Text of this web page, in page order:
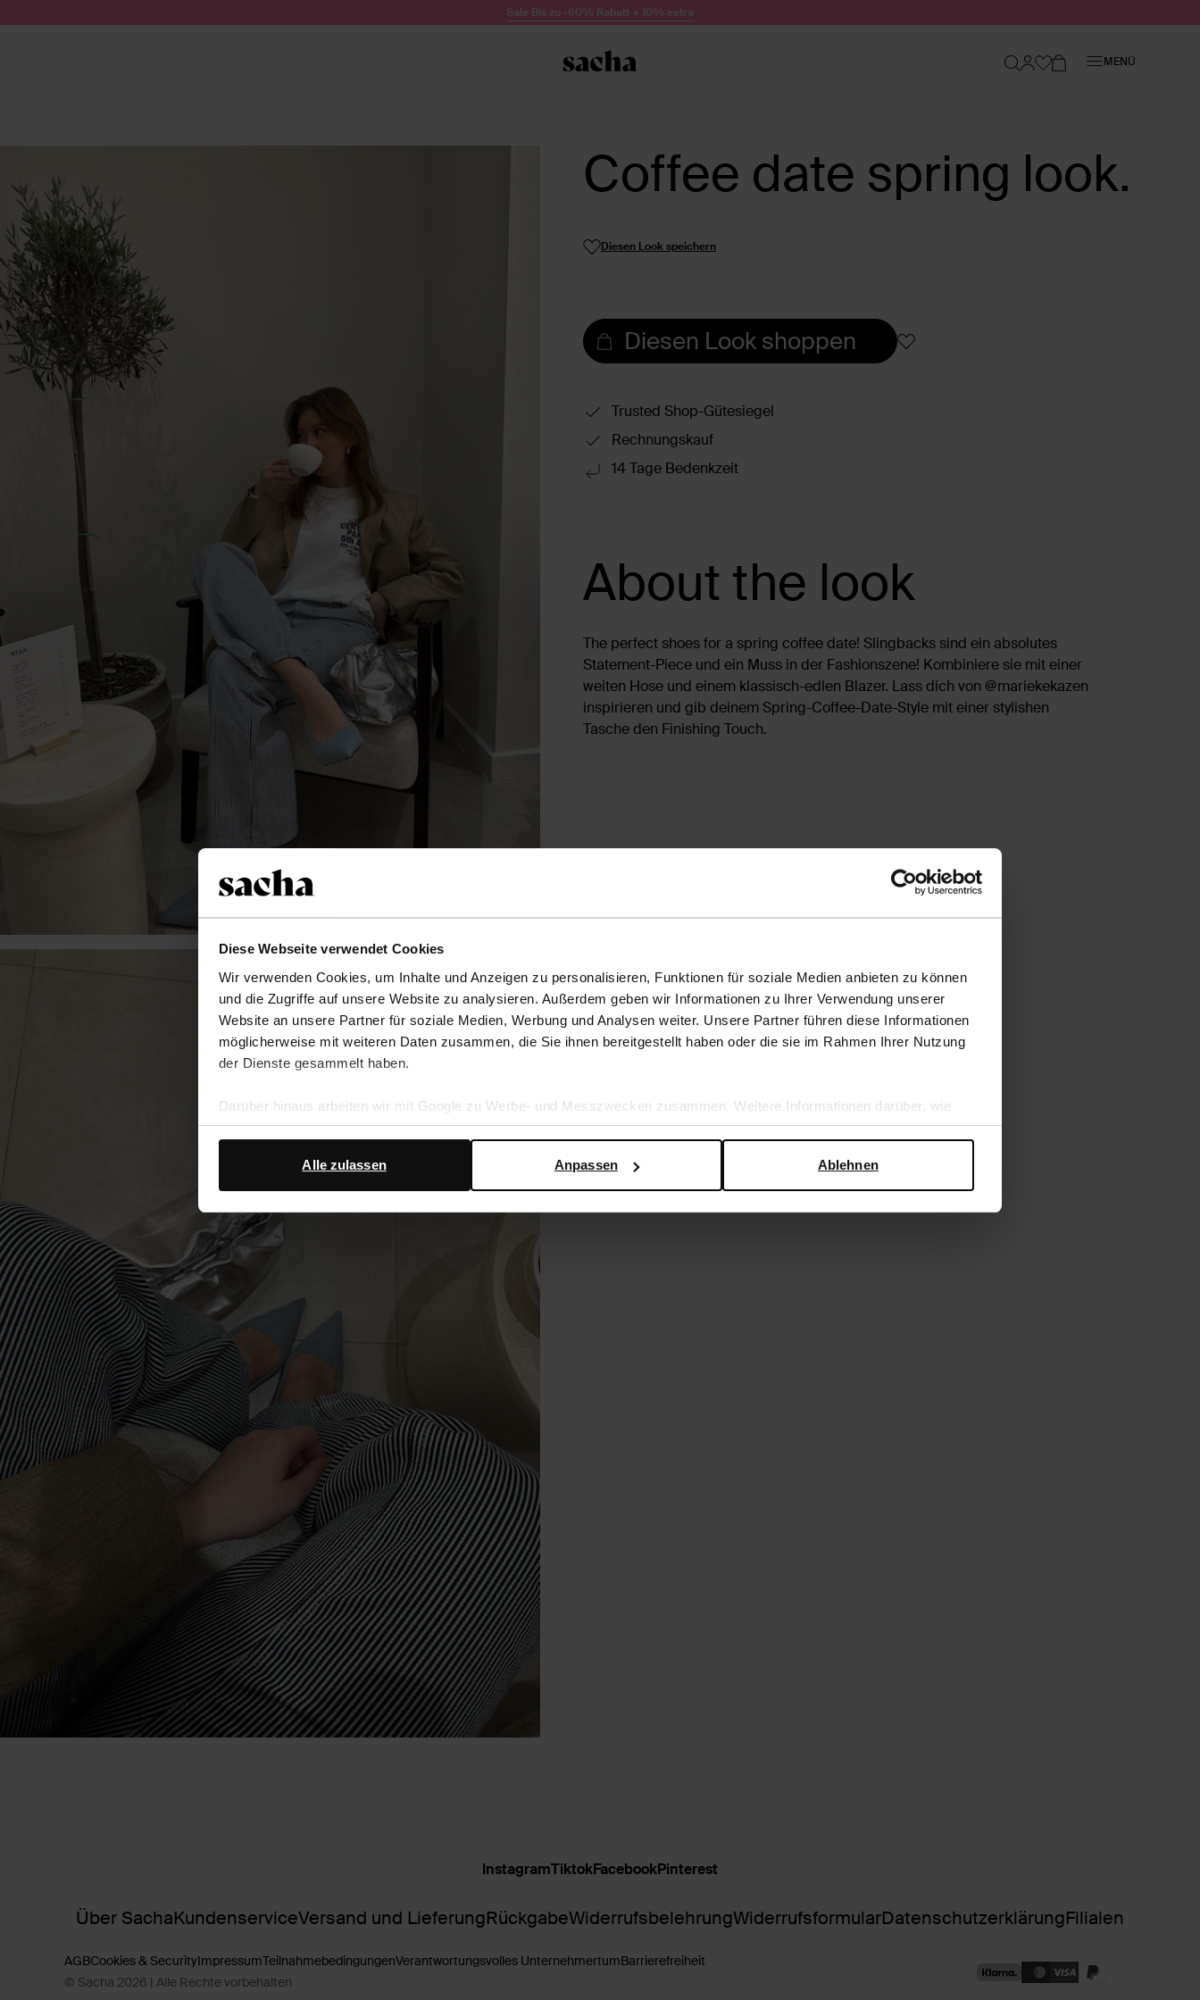
Diese Webseite verwendet Cookies
Wir verwenden Cookies, um Inhalte und Anzeigen zu personalisieren, Funktionen für soziale Medien anbieten zu können
und die Zugriffe auf unsere Website zu analysieren. Außerdem geben wir Informationen zu Ihrer Verwendung unserer
Website an unsere Partner für soziale Medien, Werbung und Analysen weiter. Unsere Partner führen diese Informationen
möglicherweise mit weiteren Daten zusammen, die Sie ihnen bereitgestellt haben oder die sie im Rahmen Ihrer Nutzung
der Dienste gesammelt haben.
Darüber hinaus arbeiten wir mit Google zu Werbe- und Messzwecken zusammen. Weitere Informationen darüber, wie
Google Ihre personenbezogenen Daten verwendet, finden Sie auf derSeite zur geschäftlichen Sicherheit und zum
Ablehnen
Anpassen
Alle zulassen
Sale Bis zu -60% Rabatt + 10% extra
MENÜ
Coffee date spring look.
Diesen Look speichern
Diesen Look shoppen
Trusted Shop-Gütesiegel
Rechnungskauf
14 Tage Bedenkzeit
About the look
The perfect shoes for a spring coffee date! Slingbacks sind ein absolutes
Statement-Piece und ein Muss in der Fashionszene! Kombiniere sie mit einer
weiten Hose und einem klassisch-edlen Blazer. Lass dich von @mariekekazen
inspirieren und gib deinem Spring-Coffee-Date-Style mit einer stylishen
Tasche den Finishing Touch.
Über SachaKundenserviceVersand und LieferungRückgabeWiderrufsbelehrungWiderrufsformularDatenschutzerklärungFilialen
InstagramTiktokFacebookPinterest
AGBCookies & SecurityImpressumTeilnahmebedingungenVerantwortungsvolles UnternehmertumBarrierefreiheit
© Sacha 2026 | Alle Rechte vorbehalten